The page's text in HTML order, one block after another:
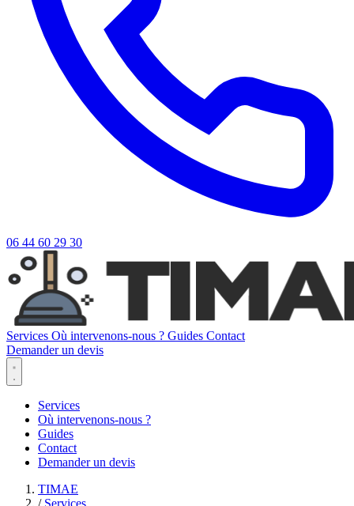
06 44 60 29 30
Services Où intervenons-nous ? Guides Contact
Demander un devis
Services
Où intervenons-nous ?
Guides
Contact
Demander un devis
TIMAE
/ Services